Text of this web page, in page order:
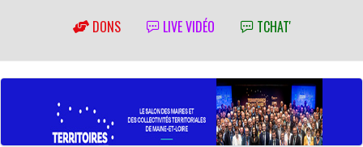
DONS LIVE VIDÉO TCHAT'